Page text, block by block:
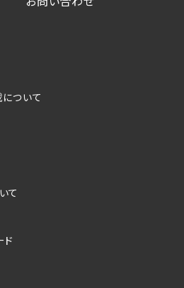
ついて
て
ド